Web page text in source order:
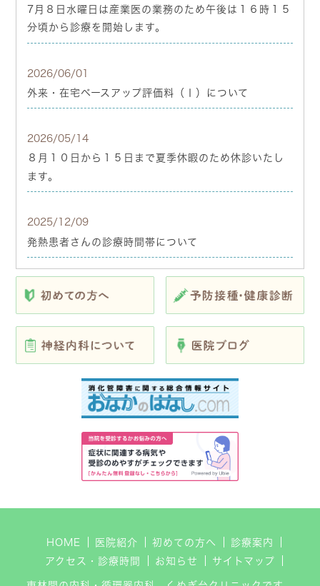
7月８日水曜日は産業医の業務のため午後は１６時１５
分頃から診療を開始します。
2026/06/01
外来・在宅ベースアップ評価料（Ⅰ）について
2026/05/14
８月１０日から１５日まで夏季休暇のため休診いたし
ます。
2025/12/09
発熱患者さんの診療時間帯について
HOME 医院紹介 初めての方へ
診療案内
アクセス・診療時間
お知らせ サイトマップ